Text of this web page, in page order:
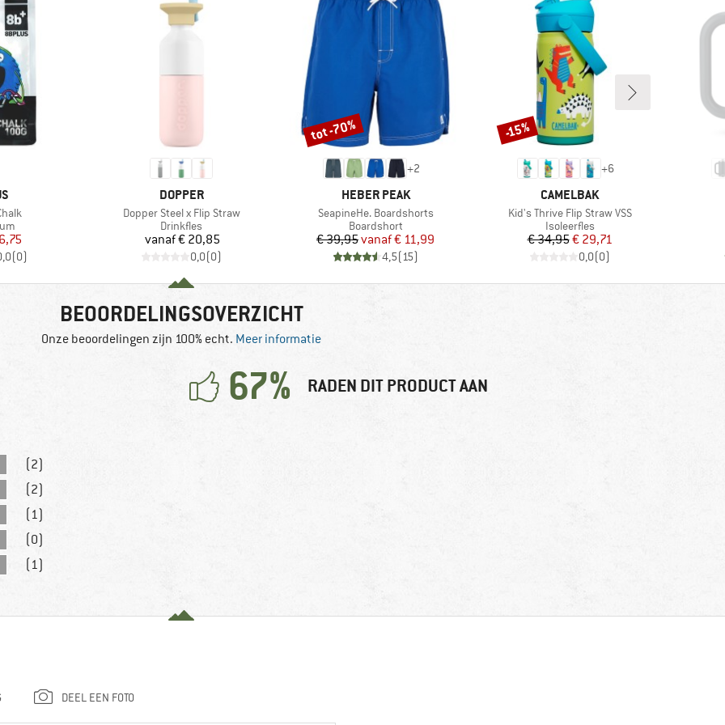
prijs
(0)
MERK
DOPPER
Artikel
Dopper Steel x Flip Straw
Productgroep
Drinkfles
Prijs
vanaf€ 20,85
0,0(0)
+2
MERK
HEBER PEAK
Artikel
SeapineHe. Boardshorts
Productgroep
Boardshort
Prijs
€ 39,95 Verlaagde prijs
vanaf€ 11,99
4,5(15)
Korting
tot -70%
+6
MERK
CAMELBAK
Artikel
Kid's Thrive Flip Straw VSS
Productgroep
Isoleerfles
Prijs
€ 34,95Verlaagde prijs
€ 29,71
0,0(0)
Korting
-15%
BEOORDELINGSOVERZICHT
Onze beoordelingen zijn 100% echt. Meer informatie
67% RADEN DIT PRODUCT AAN
(2)
(2)
(1)
(0)
(1)
DEEL EEN FOTO